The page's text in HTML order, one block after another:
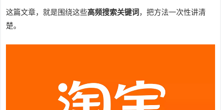
这篇文章，就是围绕这些高频搜索关键词 ，把方法一次性讲清
楚。